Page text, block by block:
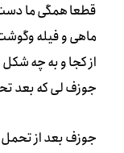
قطعا همگی ما دست
ماهی و فیله
از کجا و به چه
جوزف لی که بعد
جوزف بعد از